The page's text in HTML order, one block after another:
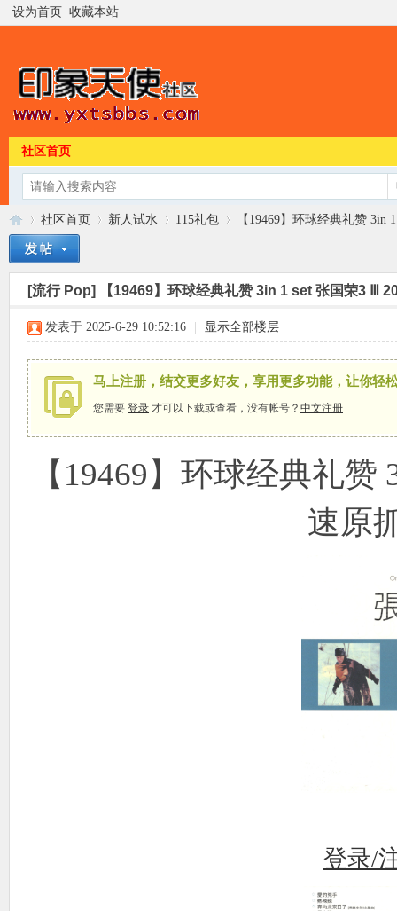
设为首页 收藏本站
社区首页
»
社区首页
›
新人试水
›
115礼包
›
【19469】环球经典礼赞 3in
[流行 Pop] 【19469】环球经典礼赞 3in 1 set 张国荣3 Ⅲ
发表于 2025-6-29 10:52:16 显示全部楼层
马上注册，结交更多好友，享用更多功能，让你轻
您需要 登录 才可以下载或查看，没有帐号？ 中文注册
【19469】环球经典礼赞
速原
登录/